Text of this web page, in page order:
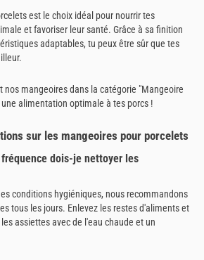
est le choix idéal pour nourrir tes
et favoriser leur santé. Grâce à sa finition
adaptables, tu peux être sûr que tes
nos mangeoires dans la catégorie "Mangeoire
alimentation optimale à tes porcs !
sur les mangeoires pour porcelets
dois-je nettoyer les
conditions hygiéniques, nous recommandons
tous les jours. Enlevez les restes d'aliments et
assiettes avec de l'eau chaude et un